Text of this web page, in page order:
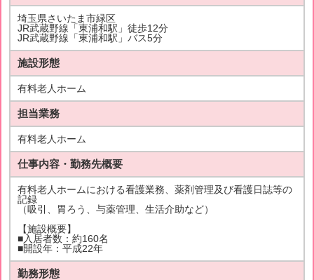
埼玉県さいたま市緑区
JR武蔵野線「東浦和駅」徒歩12分
JR武蔵野線「東浦和駅」バス5分
施設形態
有料老人ホーム
担当業務
有料老人ホーム
仕事内容・勤務先概要
有料老人ホームにおける看護業務、薬剤管理及び看護日誌等の
記録
（吸引、胃ろう、与薬管理、生活介助など）
【施設概要】
■入居者数：約160名
■開設年：平成22年
勤務形態